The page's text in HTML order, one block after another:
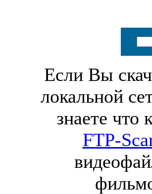
Если Вы
локальной
знаете что
FTP-